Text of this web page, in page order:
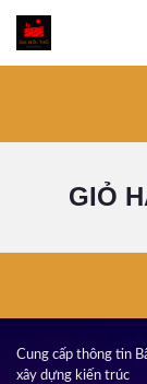
GIỎ
Cung cấp thông tin
xây dựng kiến trúc